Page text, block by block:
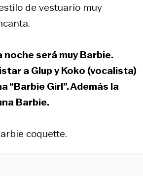
de vestuario muy
será muy Barbie.
a Glup y Koko (vocalista)
“Barbie Girl”. Además la
Barbie.
coquette.